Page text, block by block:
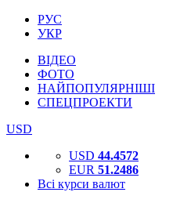
РУС
УКР
ВІДЕО
ФОТО
НАЙПОПУЛЯРНІШІ
СПЕЦПРОЕКТИ
USD
USD 44.4572
EUR 51.2486
Всі курси валют